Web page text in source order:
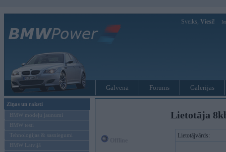
Sveiks, Viesi!
Galvenā Forums Galerijas
Ziņas un raksti
BMW modeļu jaunumi
BMW testi
Tehnoloģijas & sasniegumi
BMW Latvijā
Lietotāja
Lietotājvārds: